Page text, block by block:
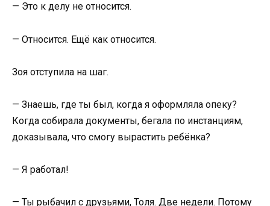
— Это к делу не относится.
— Относится. Ещё как относится.
Зоя отступила на шаг.
— Знаешь, где ты был, когда я оформляла опеку?
Когда собирала документы, бегала по инстанциям,
доказывала, что смогу вырастить ребёнка?
— Я работал!
— Ты рыбачил с друзьями, Толя. Две недели. Потому